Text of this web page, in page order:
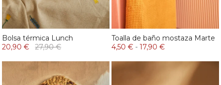
Bolsa térmica Lunch
20,90 €
27,90 €
Toalla de baño mostaza Marte
4,50 € - 17,90 €